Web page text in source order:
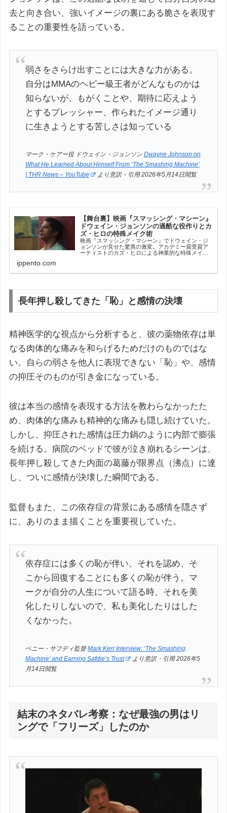
去と向き合い、強いイメージの裏にある脆さを表現す
ることの重要性を語っている。
弱さをさらけ出すことには大きな力がある。
自分はMMAのヘビー級王者がどんなものかは
知らないが、もがくことや、期待に応えよう
とするプレッシャー、作られたイメージ通り
に生きようとする苦しさは知っている
マーク・ケアー役 ドウェイン・ジョンソン Dwayne Johnson on
What He Learned About Himself From ‘The Smashing Machine’
| THR News – YouTube
より意訳・引用 2026年5月14日閲覧
【舞台裏】映画『スマッシング・マシーン』
ドウェイン・ジョンソンの過酷な役作りとカ
ズ・ヒロの特殊メイク術
映画『スマッシング・マシーン』でドウェイン・ジ
ョンソンが見せた驚異の激変。アカデミー賞受賞ア
ーティストのカズ・ヒロによる神業的な特殊メイク
ippento.com
長年押し殺してきた「恥」と感情の決壊
精神医学的な視点から分析すると、彼の薬物依存は単
なる肉体的な痛みを和らげるためだけのものではな
い。自らの弱さを他人に表現できない「恥」や、感情
の抑圧そのものが引き金になっている。
彼は本当の感情を表現する方法を教わらなかったた
め、肉体的な痛みも精神的な痛みも隠し続けていた。
しかし、抑圧された感情は圧力鍋のように内部で膨張
を続ける。病院のベッドで彼が泣き崩れるシーンは、
長年押し殺してきた内面の葛藤が限界点（沸点）に達
し、ついに感情が決壊した瞬間である。
監督もまた、この依存症の背景にある感情を隠さず
に、ありのまま描くことを重要視していた。
依存症には多くの恥が伴い、それを認め、そ
こから回復することにも多くの恥が伴う。マ
ークが自分の人生について語る時、それを美
化したりしないので、私も美化したりはした
くなかった。
ベニー・サフディ監督Mark Kerr Interview: ‘The Smashing
Machine’ and Earning Safdie’s Trust
より意訳・引用 2026年5
月14日閲覧
結末のネタバレ考察：なぜ最強の男はリ
ングで「フリーズ」したのか